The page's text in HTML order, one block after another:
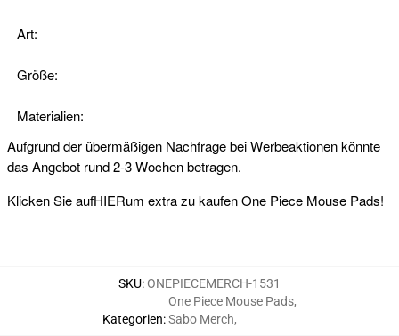
Art:
Größe:
Materialien:
Aufgrund der übermäßigen Nachfrage bei Werbeaktionen könnte
das Angebot rund 2-3 Wochen betragen.
Klicken Sie aufHIERum extra zu kaufen One Piece Mouse Pads!
SKU:ONEPIECEMERCH-1531
Kategorien:
One Piece Mouse Pads,
Sabo Merch,